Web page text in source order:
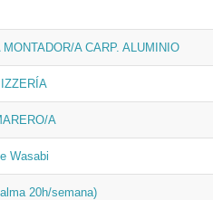
A CARP. ALUMINIO
A
Wasabi
20h/semana)